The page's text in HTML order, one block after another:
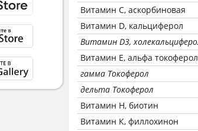
Витамин C, аскорбиновая
Витамин D, кальциферол
Витамин D3,
Витамин Е, альфа
гамма Токоферол
дельта Токоферол
Витамин Н, биотин
Витамин К, филлохинон